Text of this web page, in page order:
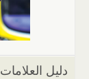
دليل العلامات